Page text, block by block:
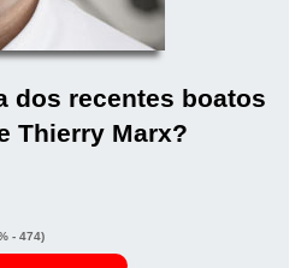
dos recentes boatos
Thierry Marx?
- 474)